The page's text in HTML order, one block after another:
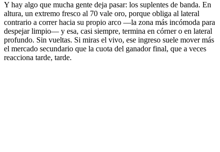
Y hay algo que mucha gente deja pasar: los suplentes de banda. En
altura, un extremo fresco al 70 vale oro, porque obliga al lateral
contrario a correr hacia su propio arco —la zona más incómoda para
despejar limpio— y esa, casi siempre, termina en córner o en lateral
profundo. Sin vueltas. Si miras el vivo, ese ingreso suele mover más
el mercado secundario que la cuota del ganador final, que a veces
reacciona tarde, tarde.